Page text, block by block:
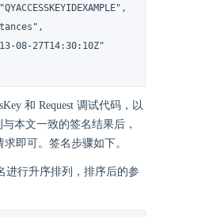
08-27T14:30:10Z"
和 Request 调试代码，以
本文一致的签名结果后，
即可。签名步骤如下。
进行升序排列，排序后的参